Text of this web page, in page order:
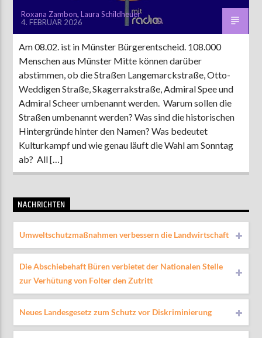
Roxana Zambon,Laura Schildheuer
4. FEBRUAR 2026
Am 08.02. ist in Münster Bürgerentscheid. 108.000
Menschen aus Münster Mitte können darüber
abstimmen, ob die Straßen Langemarckstraße, Otto-
Weddigen Straße, Skagerrakstraße, Admiral Spee und
Admiral Scheer umbenannt werden. Warum sollen die
Straßen umbenannt werden? Was sind die historischen
Hintergründe hinter den Namen? Was bedeutet
Kulturkampf und wie genau läuft die Wahl am Sonntag
ab? All […]
NACHRICHTEN
Umweltschutzmaßnahmen verbessern die Landwirtschaft
Die Abschiebehaft Büren verbietet der Nationalen Stelle
zur Verhütung von Folter den Zutritt
Neues Landesgesetz zum Schutz vor Diskriminierung